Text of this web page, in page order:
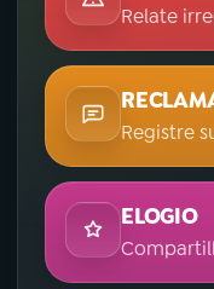
Relate
Registre
ELOGIO